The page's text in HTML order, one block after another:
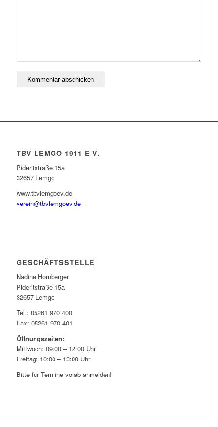
TBV LEMGO 1911 E.V.
Pideritstraße 15a
32657 Lemgo
www.tbvlemgoev.de
verein@tbvlemgoev.de
GESCHÄFTSSTELLE
Nadine Hornberger
Pideritstraße 15a
32657 Lemgo
Tel.: 05261 970 400
Fax: 05261 970 401
Öffnungszeiten:
Mittwoch: 09:00 – 12:00 Uhr
Freitag: 10:00 – 13:00 Uhr
Bitte für Termine vorab anmelden!